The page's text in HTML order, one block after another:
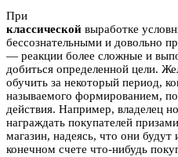
При
классической выработке
бессознательными и довольно
— реакции более сложные и
добиться определенной цели.
обучить за некоторый период,
называемого формированием,
действия. Например, владелец
награждать покупателей
магазин, надеясь, что они
конечном счете что-нибудь